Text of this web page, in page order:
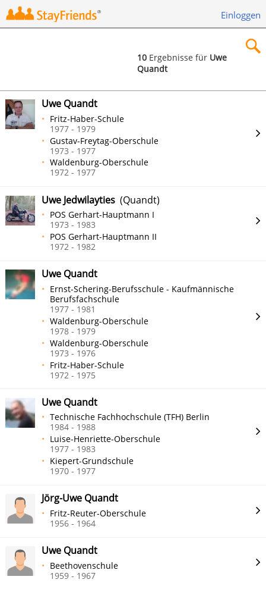
Einloggen
Suchen
10Ergebnisse für Uwe
Quandt
Uwe Quandt
Fritz-Haber-Schule
1977 - 1979
Gustav-Freytag-Oberschule
1973 - 1977
Waldenburg-Oberschule
1972 - 1977
Uwe Jedwilayties (Quandt)
POS Gerhart-Hauptmann I
1973 - 1983
POS Gerhart-Hauptmann II
1972 - 1982
Uwe Quandt
Ernst-Schering-Berufsschule - Kaufmännische
Berufsfachschule
1977 - 1981
Waldenburg-Oberschule
1978 - 1979
Waldenburg-Oberschule
1973 - 1976
Fritz-Haber-Schule
1972 - 1975
Uwe Quandt
Technische Fachhochschule (TFH) Berlin
1984 - 1988
Luise-Henriette-Oberschule
1977 - 1983
Kiepert-Grundschule
1970 - 1977
Jörg-Uwe Quandt
Fritz-Reuter-Oberschule
1956 - 1964
Uwe Quandt
Beethovenschule
1959 - 1967